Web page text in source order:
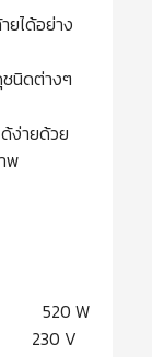
ยได้อย่าง
นิดต่างๆ
ง่ายด้วย
พ
W
V